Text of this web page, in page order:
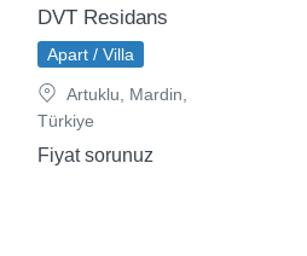
DVT Residans
Apart / Villa
Artuklu, Mardin,
Türkiye
Fiyat sorunuz